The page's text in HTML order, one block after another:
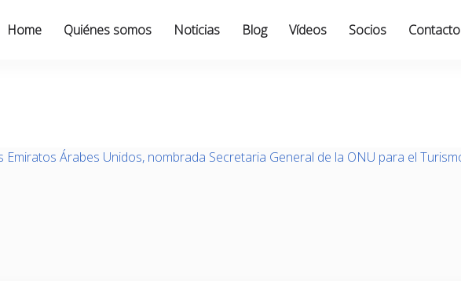
Home Quiénes somos Noticias Blog Vídeos Socios Contacto